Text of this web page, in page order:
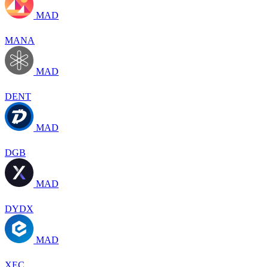
MAD
MANA
MAD
DENT
MAD
DGB
MAD
DYDX
MAD
XEC